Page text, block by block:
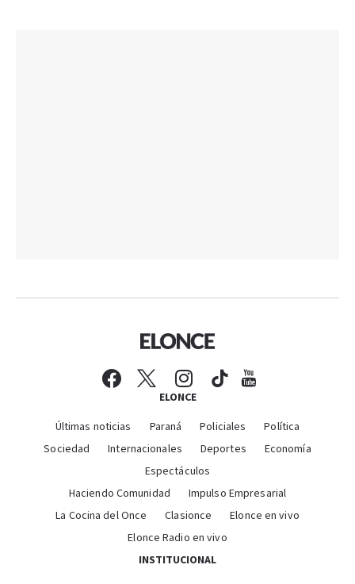
ELONCE
Últimas noticias Paraná Policiales
Política
Sociedad
Internacionales Deportes
Economía
Espectáculos
Haciendo Comunidad
Impulso Empresarial
La Cocina del Once
Clasionce
Elonce en vivo
Elonce Radio en vivo
INSTITUCIONAL